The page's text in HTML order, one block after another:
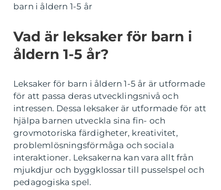
barn i åldern 1-5 år
Vad är leksaker för barn i
åldern 1-5 år?
Leksaker för barn i åldern 1-5 år är utformade
för att passa deras utvecklingsnivå och
intressen. Dessa leksaker är utformade för att
hjälpa barnen utveckla sina fin- och
grovmotoriska färdigheter, kreativitet,
problemlösningsförmåga och sociala
interaktioner. Leksakerna kan vara allt från
mjukdjur och byggklossar till pusselspel och
pedagogiska spel.